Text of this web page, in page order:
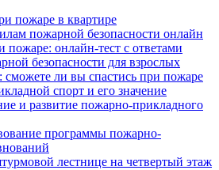
пожаре в квартире
пожарной безопасности онлайн
пожаре: онлайн-тест с ответами
безопасности для взрослых
сможете ли вы спастись при пожаре
спорт и его значение
и развитие пожарно-прикладного
программы пожарно-
лестнице на четвертый этаж